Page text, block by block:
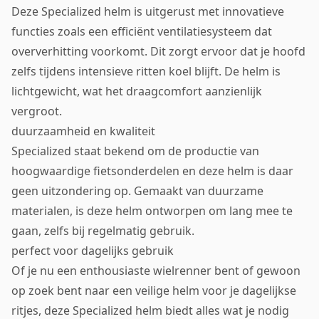
Deze Specialized helm is uitgerust met innovatieve
functies zoals een efficiënt ventilatiesysteem dat
oververhitting voorkomt. Dit zorgt ervoor dat je hoofd
zelfs tijdens intensieve ritten koel blijft. De helm is
lichtgewicht, wat het draagcomfort aanzienlijk
vergroot.
duurzaamheid en kwaliteit
Specialized staat bekend om de productie van
hoogwaardige fietsonderdelen en deze helm is daar
geen uitzondering op. Gemaakt van duurzame
materialen, is deze helm ontworpen om lang mee te
gaan, zelfs bij regelmatig gebruik.
perfect voor dagelijks gebruik
Of je nu een enthousiaste wielrenner bent of gewoon
op zoek bent naar een veilige helm voor je dagelijkse
ritjes, deze Specialized helm biedt alles wat je nodig